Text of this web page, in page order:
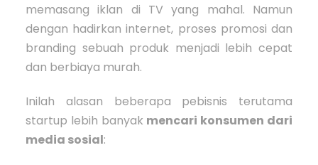
memasang iklan di TV yang mahal. Namun
dengan hadirkan internet, proses promosi dan
branding sebuah produk menjadi lebih cepat
dan berbiaya murah.
Inilah alasan beberapa pebisnis terutama
startup lebih banyak mencari konsumen dari
media sosial: